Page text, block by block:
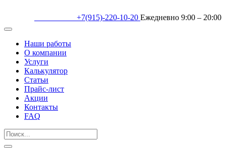
+7(915)-220-10-20 Ежедневно 9:00 – 20:00
Наши работы
О компании
Услуги
Калькулятор
Статьи
Прайс-лист
Акции
Контакты
FAQ